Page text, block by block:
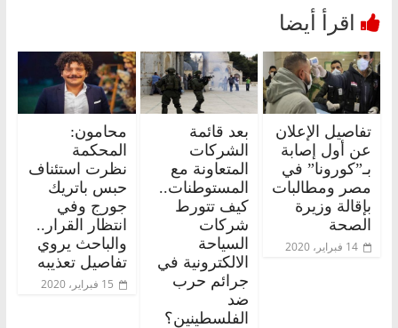
تفاصيل الإعلان
عن أول إصابة
بـ”كورونا” في
مصر ومطالبات
بإقالة وزيرة
الصحة
14 فبراير، 2020
بعد قائمة
الشركات
المتعاونة مع
المستوطنات..
كيف تتورط
شركات
السياحة
الالكترونية في
جرائم حرب
ضد
الفلسطينين؟
محامون:
المحكمة
نظرت استئناف
حبس باتريك
جورج وفي
انتظار القرار..
والباحث يروي
تفاصيل تعذيبه
15 فبراير، 2020